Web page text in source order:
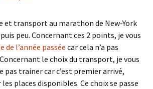
et transport au marathon de New-York
peu. Concernant ces 2 points, je vous
de l’année passée car cela n’a pas
le choix du transport, je vous
pas trainer car c’est premier arrivé,
places disponibles. Ce choix se passe